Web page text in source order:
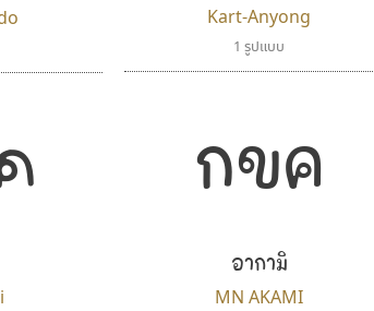
Kart-Anyong
1 รูปแบบ
กขค
อากามิ
MN AKAMI